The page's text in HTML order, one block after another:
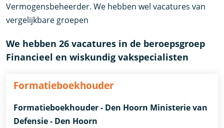
Vermogensbeheerder. We hebben wel vacatures van
vergelijkbare groepen
We hebben 26 vacatures in de beroepsgroep
Financieel en wiskundig vakspecialisten
Formatieboekhouder
Formatieboekhouder - Den Hoorn Ministerie van
Defensie - Den Hoorn